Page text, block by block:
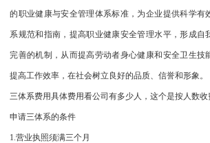
的职业健康与安全管理体系标准，为企业提供科学有
系规范和指南，提高职业健康安全管理水平，形成自
完善的机制，从而提高劳动者身心健康和安全卫生技
提高工作效率，在社会树立良好的品质、信誉和形象。
三体系费用具体费用看公司有多少人，这个是按人数收
申请三体系的条件
1.营业执照须满三个月